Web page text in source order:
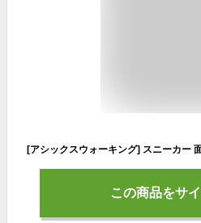
この商品をサ